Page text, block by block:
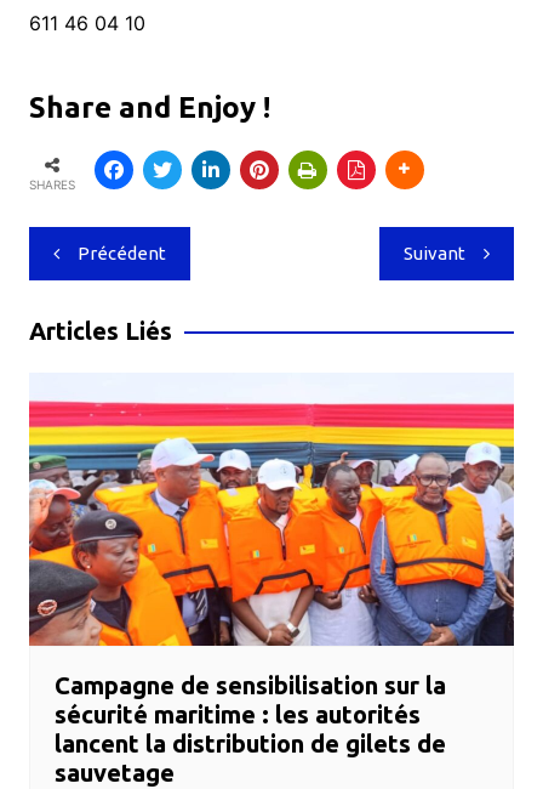
611 46 04 10
Share and Enjoy !
SHARES
Navigation
de
l’article
Précédent Suivant
Articles Liés
Campagne de sensibilisation sur la
sécurité maritime : les autorités
lancent la distribution de gilets de
sauvetage